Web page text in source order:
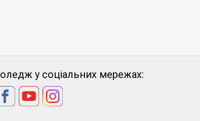
у соціальних мережах: